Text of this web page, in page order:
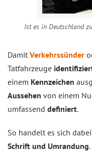
Ist es in Deutschland
Damit Verkehrssünder
Tatfahrzeuge
einem Kennzeichen
Aussehen von einem
umfassend definiert.
So handelt es sich
Schrift und Umrandung